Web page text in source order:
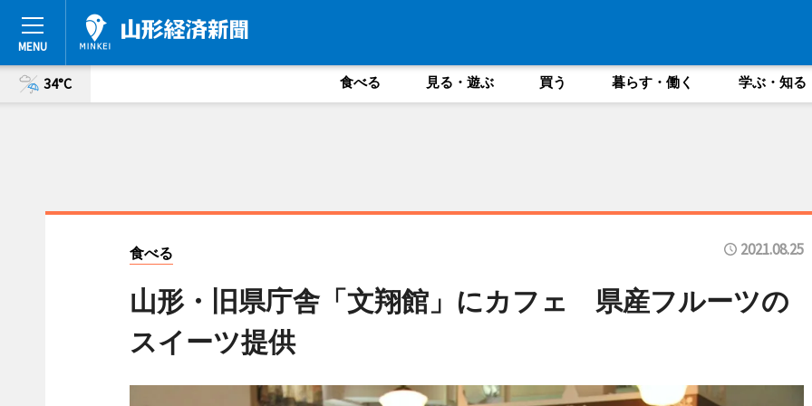
34°C 食べる 見る・遊ぶ 買う 暮らす・働く 学ぶ・知る
食べる 2021.08.25
山形・旧県庁舎「文翔館」にカフェ 県産フルーツの
スイーツ提供